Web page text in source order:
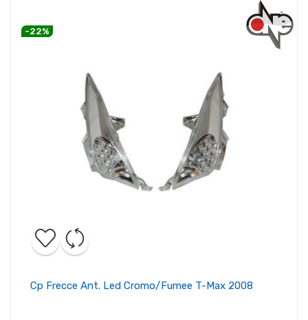
-22%
Cp Frecce Ant. Led Cromo/fumee T-Max 2008